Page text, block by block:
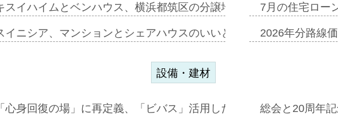
スイハイムとベンハウス、横浜都筑区の分譲地開発で初協業=お互…
イニシア、マンションとシェアハウスのいいとこどりのコリビング
7月の住宅ロー
2026年分路線
設備・建材
心身回復の場」に再定義、「ビバス」活用した新入浴法を提案=P…
総会と20周年